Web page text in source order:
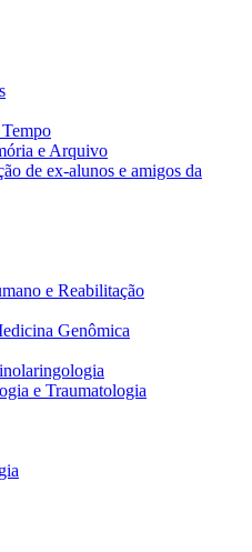
e Arquivo
de ex-alunos e amigos da
e Reabilitação
Genômica
e Traumatologia